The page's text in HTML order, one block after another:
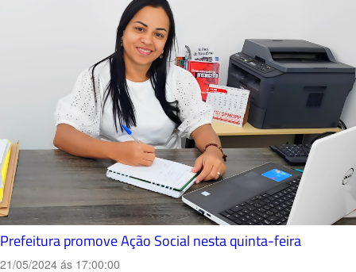
Prefeitura promove Ação Social nesta quinta-feira
21/05/2024 ás 17:00:00